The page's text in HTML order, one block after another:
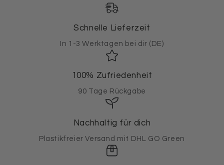
Schnelle Lieferzeit
In 1-3 Werktagen bei dir (DE)
100% Zufriedenheit
90 Tage Rückgabe
Nachhaltig für dich
Plastikfreier Versand mit DHL GO Green